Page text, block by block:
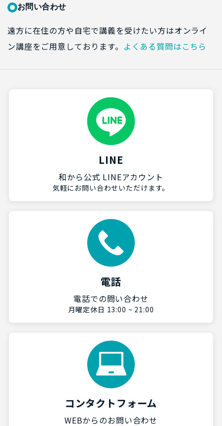
お問い合わせ
遠方に在住の方や自宅で講義を受けたい方はオンライ
ン講座をご用意しております。 よくある質問はこちら
LINE
和から公式 LINEアカウント
気軽にお問い合わせいただけます。
電話
電話での問い合わせ
月曜定休日 13:00 ~ 21:00
コンタクトフォーム
WEBからのお問い合わせ